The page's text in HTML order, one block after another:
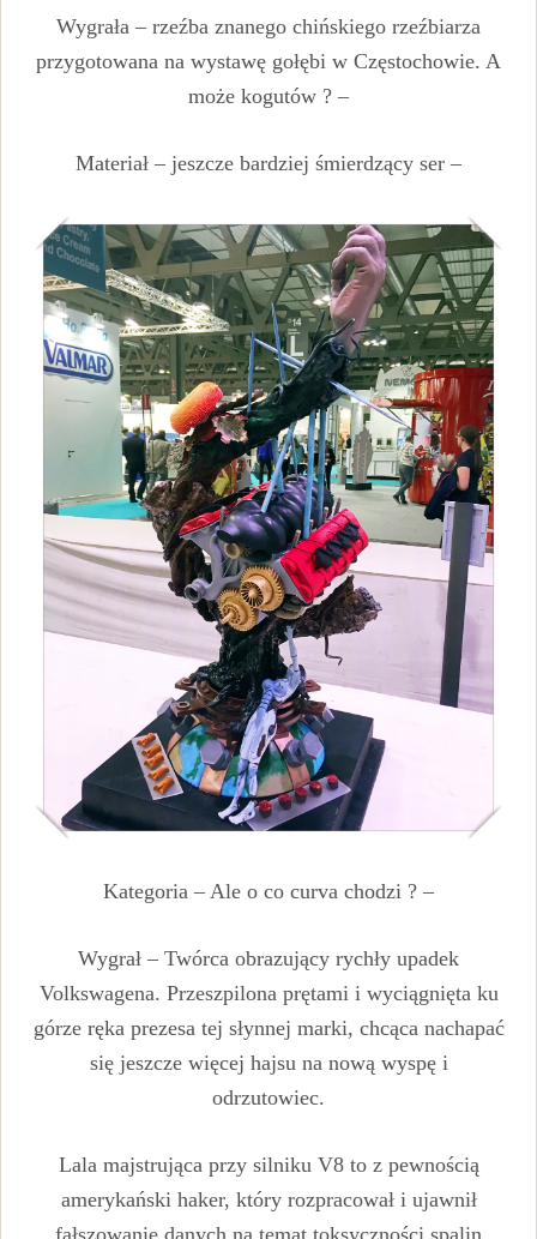
Wygrała – rzeźba znanego chińskiego rzeźbiarza
przygotowana na wystawę gołębi w Częstochowie. A
może kogutów ? –
Materiał – jeszcze bardziej śmierdzący ser –
Kategoria – Ale o co curva chodzi ? –
Wygrał – Twórca obrazujący rychły upadek
Volkswagena. Przeszpilona prętami i wyciągnięta ku
górze ręka prezesa tej słynnej marki, chcąca nachapać
się jeszcze więcej hajsu na nową wyspę i
odrzutowiec.
Lala majstrująca przy silniku V8 to z pewnością
amerykański haker, który rozpracował i ujawnił